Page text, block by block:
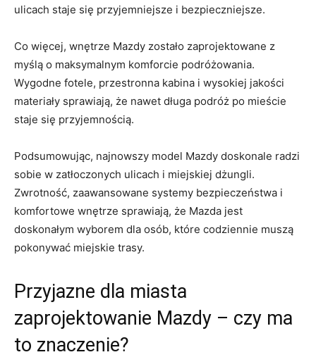
ulicach staje się przyjemniejsze i ⁤bezpieczniejsze.
Co więcej, wnętrze ‌Mazdy zostało zaprojektowane z⁤
myślą o maksymalnym‌ komforcie podróżowania.
Wygodne fotele, przestronna kabina i wysokiej ⁤jakości
materiały sprawiają, że nawet‌ długa ‌podróż po mieście
staje ​się przyjemnością.
Podsumowując, najnowszy model Mazdy doskonale radzi
sobie w zatłoczonych ulicach i miejskiej dżungli.‍
Zwrotność, zaawansowane systemy bezpieczeństwa i‍
komfortowe ‍wnętrze sprawiają, że ‍Mazda⁣ jest
‍doskonałym wyborem dla ‌osób, które codziennie muszą
pokonywać miejskie ⁤trasy.
Przyjazne dla miasta
zaprojektowanie ⁣Mazdy – czy ma
to ⁢znaczenie?